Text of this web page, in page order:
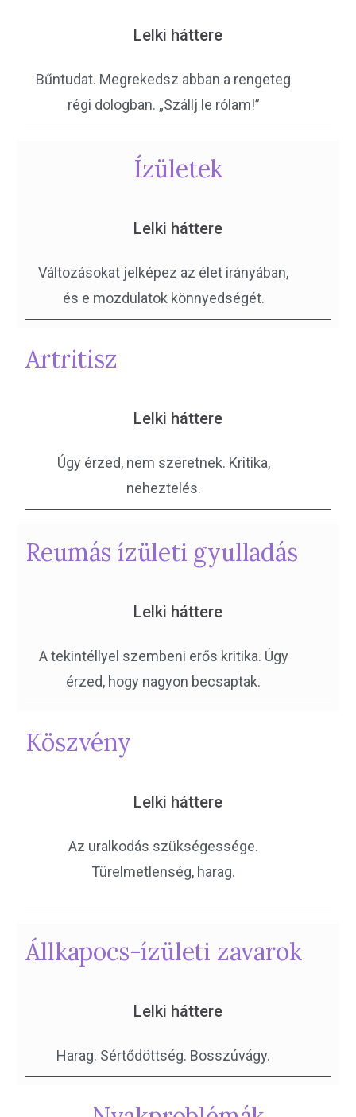
Lelki háttere
Bűntudat. Megrekedsz abban a rengeteg
régi dologban. „Szállj le rólam!”
Ízületek
Lelki háttere
Változásokat jelképez az élet irányában,
és e mozdulatok könnyedségét.
Artritisz
Lelki háttere
Úgy érzed, nem szeretnek. Kritika,
neheztelés.
Reumás ízületi gyulladás
Lelki háttere
A tekintéllyel szembeni erős kritika. Úgy
érzed, hogy nagyon becsaptak.
Köszvény
Lelki háttere
Az uralkodás szükségessége.
Türelmetlenség, harag.
Állkapocs-ízületi zavarok
Lelki háttere
Harag. Sértődöttség. Bosszúvágy.